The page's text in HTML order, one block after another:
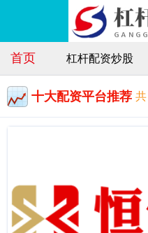
首页 杠杆配资炒股
十大配资平台推荐 共